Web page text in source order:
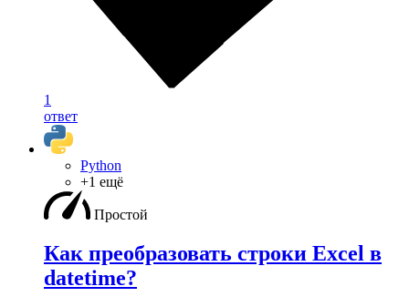
1
ответ
Python
+1 ещё
Простой
Как преобразовать строки Excel в
datetime?